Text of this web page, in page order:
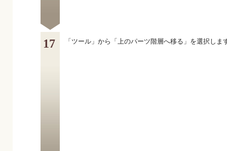
17 「ツール」から「上のパーツ階層へ移る」を選択しま